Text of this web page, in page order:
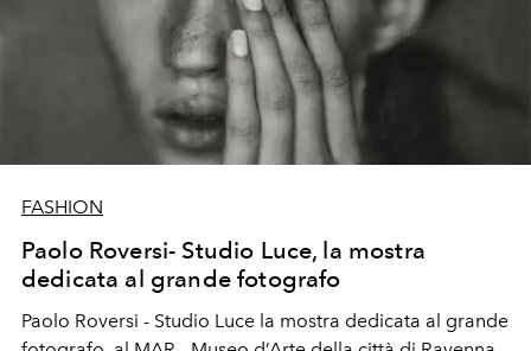
FASHION
Paolo Roversi- Studio Luce, la mostra
dedicata al grande fotografo
Paolo Roversi - Studio Luce la mostra dedicata al grande